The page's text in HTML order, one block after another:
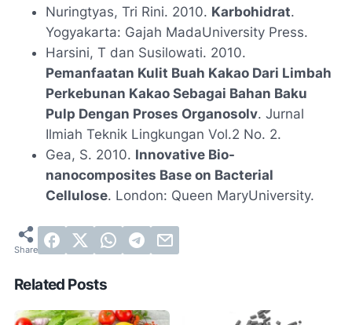
Nuringtyas, Tri Rini. 2010. Karbohidrat.
Yogyakarta: Gajah MadaUniversity Press.
Harsini, T dan Susilowati. 2010.
Pemanfaatan Kulit Buah Kakao Dari Limbah
Perkebunan Kakao Sebagai Bahan Baku
Pulp Dengan Proses Organosolv. Jurnal
Ilmiah Teknik Lingkungan Vol.2 No. 2.
Gea, S. 2010. Innovative Bio-
nanocomposites Base on Bacterial
Cellulose. London: Queen MaryUniversity.
Related Posts